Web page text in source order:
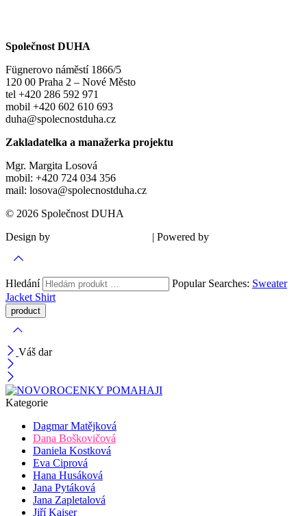
Společnost DUHA
Fügnerovo náměstí 1866/5
120 00 Praha 2 – Nové Město
tel +420 286 592 971
mobil +420 602 610 693
duha@spolecnostduha.cz
Zakladatelka a manažerka projektu
Mgr. Margita Losová
mobil: +420 724 034 356
mail: losova@spolecnostduha.cz
© 2026 Společnost DUHA
Design by
| Powered by
Hledání Popular Searches: Sweater
Jacket Shirt
Váš dar
Kategorie
Dagmar Matějková
Dana Boškovičová
Daniela Kostková
Eva Ciprová
Hana Husáková
Jana Pytáková
Jana Zapletalová
Jiří Kaiser